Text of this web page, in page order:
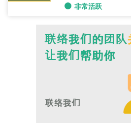
非常活跃